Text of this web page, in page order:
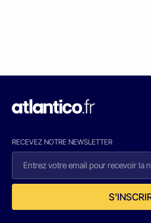
RECEVEZ NOTRE NEWSLETTER